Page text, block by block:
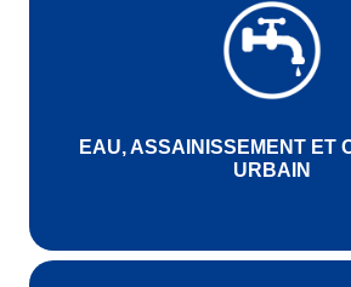
EAU, ASSAINISSEMENT ET
URBAIN